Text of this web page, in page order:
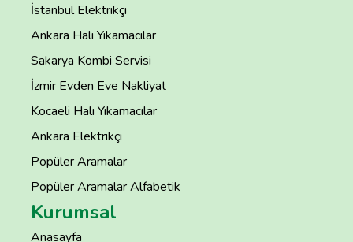
İstanbul Elektrikçi
Ankara Halı Yıkamacılar
Sakarya Kombi Servisi
İzmir Evden Eve Nakliyat
Kocaeli Halı Yıkamacılar
Ankara Elektrikçi
Popüler Aramalar
Popüler Aramalar Alfabetik
Kurumsal
Anasayfa